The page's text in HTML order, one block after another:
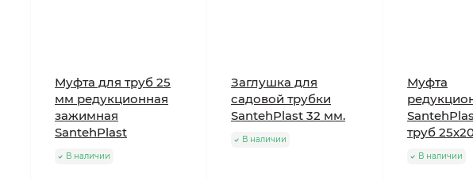
Муфта для труб 25
мм редукционная
зажимная
SantehPlast
В наличии
Заглушка для
садовой трубки
SantehPlast 32 мм.
В наличии
Муфта
труб
В наличии